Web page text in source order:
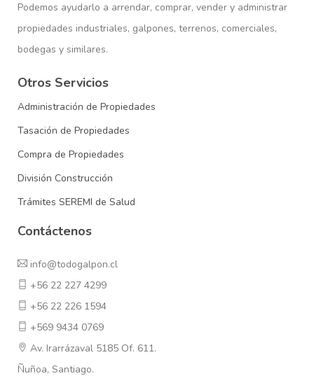
Podemos ayudarlo a arrendar, comprar, vender y administrar
propiedades industriales, galpones, terrenos, comerciales,
bodegas y similares.
Otros Servicios
Administración de Propiedades
Tasación de Propiedades
Compra de Propiedades
División Construcción
Trámites SEREMI de Salud
Contáctenos
info@todogalpon.cl
+56 22 227 4299
+56 22 226 1594
+569 9434 0769
Av. Irarrázaval 5185 Of. 611.
Ñuñoa, Santiago.